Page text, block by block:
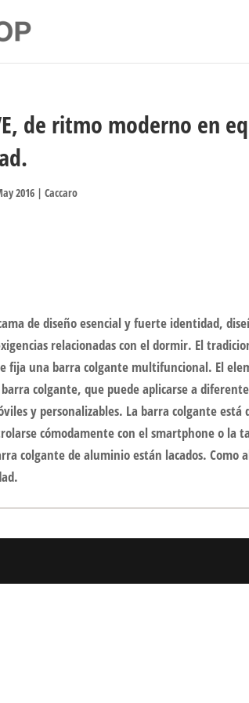
de ritmo moderno en
2016 |Caccaro
de diseño esencial y fuerte identidad,
relacionadas con el dormir. El
fija una barra colgante multifuncional. El
colgante, que puede aplicarse a
y personalizables. La barra colgante
cómodamente con el smartphone o la
colgante de aluminio están lacados.